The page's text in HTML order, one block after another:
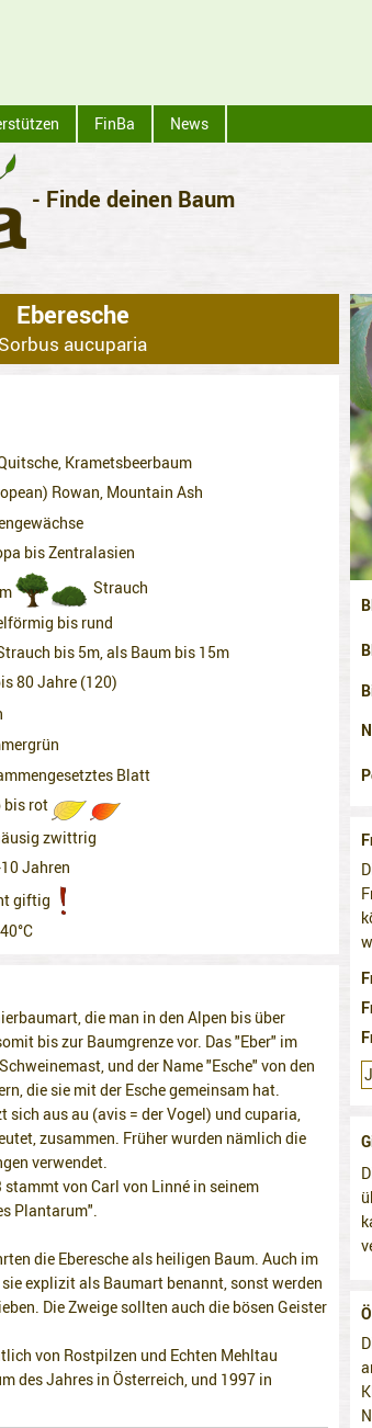
FinBa News
- Finde deinen Baum
Eberesche
Sorbus aucuparia
Krametsbeerbaum
Rowan, Mountain Ash
bis Zentralasien
Strauch
bis rund
bis 5m, als Baum bis 15m
80 Jahre (120)
Blatt
bis rot
zwittrig
Jahren
giftig
die man in den Alpen bis über
bis zur Baumgrenze vor. Das "Eber" im
und der Name "Esche" von den
die sie mit der Esche gemeinsam hat.
aus au (avis = der Vogel) und cuparia,
zusammen. Früher wurden nämlich die
verwendet.
von Carl von Linné in seinem
Plantarum".
die Eberesche als heiligen Baum. Auch im
explizit als Baumart benannt, sonst werden
Die Zweige sollten auch die bösen Geister
von Rostpilzen und Echten Mehltau
des Jahres in Österreich, und 1997 in
J